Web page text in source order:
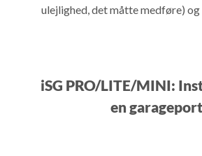
ulejlighed, det måtte medføre)
iSG PRO/LITE/MINI:
en garageport